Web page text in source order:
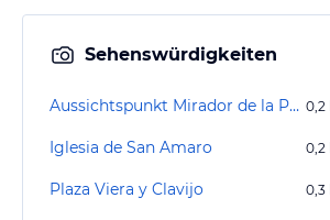
Sehenswürdigkeiten
Aussichtspunkt Mirador de la Paz 0,2
Iglesia de San Amaro 0,2
Plaza Viera y Clavijo 0,3